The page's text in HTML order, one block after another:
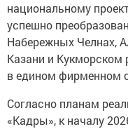
национальному
успешно
Набережных Челнах,
Казани и Кукморском
в едином фирменном
Согласно планам
«Кадры», к началу